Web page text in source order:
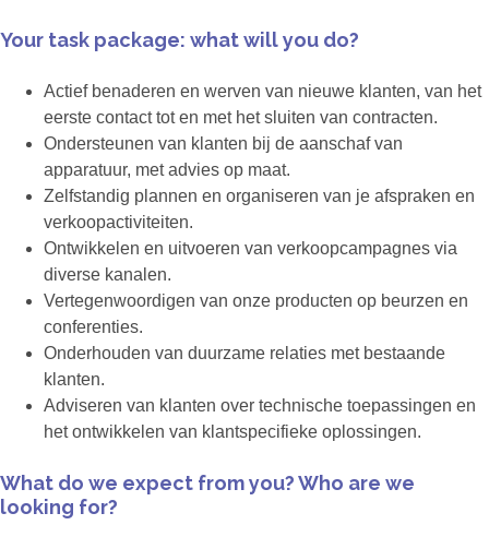
Your task package: what will you do?
Actief benaderen en werven van nieuwe klanten, van het
eerste contact tot en met het sluiten van contracten.
Ondersteunen van klanten bij de aanschaf van
apparatuur, met advies op maat.
Zelfstandig plannen en organiseren van je afspraken en
verkoopactiviteiten.
Ontwikkelen en uitvoeren van verkoopcampagnes via
diverse kanalen.
Vertegenwoordigen van onze producten op beurzen en
conferenties.
Onderhouden van duurzame relaties met bestaande
klanten.
Adviseren van klanten over technische toepassingen en
het ontwikkelen van klantspecifieke oplossingen.
What do we expect from you? Who are we
looking for?